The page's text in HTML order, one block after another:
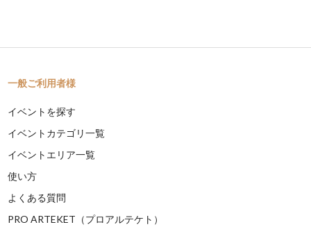
一般ご利用者様
イベントを探す
イベントカテゴリ一覧
イベントエリア一覧
使い方
よくある質問
PRO ARTEKET（プロアルテケト）